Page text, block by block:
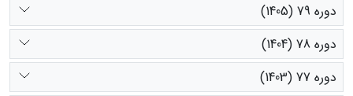
دوره 79 (1405)
دوره 78 (1404)
دوره 77 (1403)